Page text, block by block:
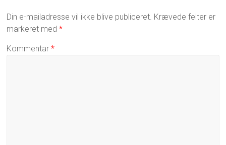
Din e-mailadresse vil ikke blive publiceret. Krævede felter er
markeret med*
Kommentar*